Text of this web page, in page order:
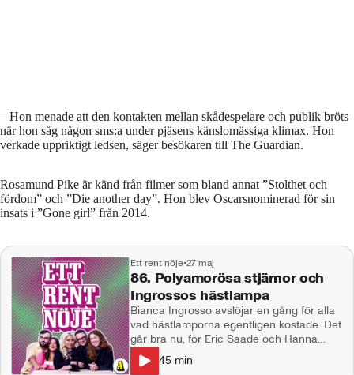
– Hon menade att den kontakten mellan skådespelare och publik bröts
när hon såg någon sms:a under pjäsens känslomässiga klimax. Hon
verkade uppriktigt ledsen, säger besökaren till The Guardian.
Rosamund Pike är känd från filmer som bland annat ”Stolthet och
fördom” och ”Die another day”. Hon blev Oscarsnominerad för sin
insats i ”Gone girl” från 2014.
Ett rent nöje•27 maj
86. Polyamorösa stjärnor och
Ingrossos hästlampa
Bianca Ingrosso avslöjar en gång för alla
vad hästlamporna egentligen kostade. Det
går bra nu, för Eric Saade och Hanna
Schönberg. En världsstjärna talar ut om
reglerna i sitt polyamorösa äktenskap och
45 min